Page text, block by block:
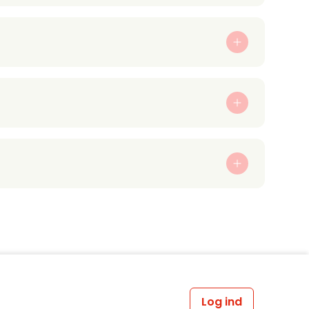
Log ind